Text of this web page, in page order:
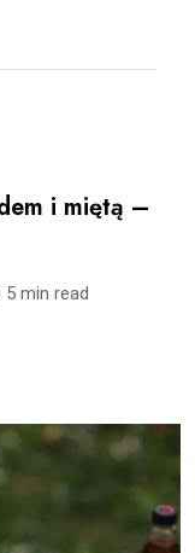
i miętą –
5 min read